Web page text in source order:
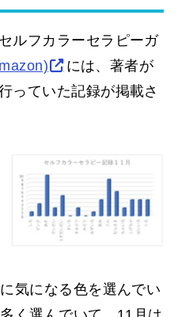
ルフカラーセラピーガ
には、著者が
っていた記録が掲載さ
気になる色を選んでい